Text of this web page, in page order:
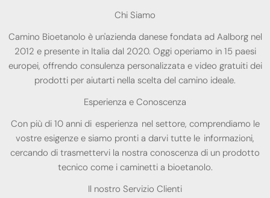
Chi Siamo
Camino Bioetanolo è un'azienda danese fondata ad Aalborg nel
2012 e presente in Italia dal 2020. Oggi operiamo in 15 paesi
europei, offrendo consulenza personalizzata e video gratuiti dei
prodotti per aiutarti nella scelta del camino ideale.
Esperienza e Conoscenza
Con più di 10 anni di esperienza nel settore, comprendiamo le
vostre esigenze e siamo pronti a darvi tutte le informazioni,
cercando di trasmettervi la nostra conoscenza di un prodotto
tecnico come i caminetti a bioetanolo.
Il nostro Servizio Clienti